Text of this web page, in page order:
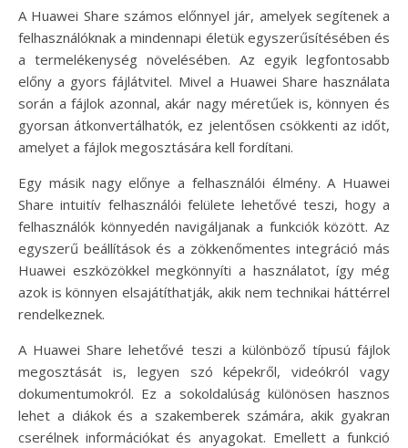
A Huawei Share számos előnnyel jár, amelyek segítenek a
felhasználóknak a mindennapi életük egyszerűsítésében és
a termelékenység növelésében. Az egyik legfontosabb
előny a gyors fájlátvitel. Mivel a Huawei Share használata
során a fájlok azonnal, akár nagy méretűek is, könnyen és
gyorsan átkonvertálhatók, ez jelentősen csökkenti az időt,
amelyet a fájlok megosztására kell fordítani.
Egy másik nagy előnye a felhasználói élmény. A Huawei
Share intuitív felhasználói felülete lehetővé teszi, hogy a
felhasználók könnyedén navigáljanak a funkciók között. Az
egyszerű beállítások és a zökkenőmentes integráció más
Huawei eszközökkel megkönnyíti a használatot, így még
azok is könnyen elsajátíthatják, akik nem technikai háttérrel
rendelkeznek.
A Huawei Share lehetővé teszi a különböző típusú fájlok
megosztását is, legyen szó képekről, videókról vagy
dokumentumokról. Ez a sokoldalúság különösen hasznos
lehet a diákok és a szakemberek számára, akik gyakran
cserélnek információkat és anyagokat. Emellett a funkció